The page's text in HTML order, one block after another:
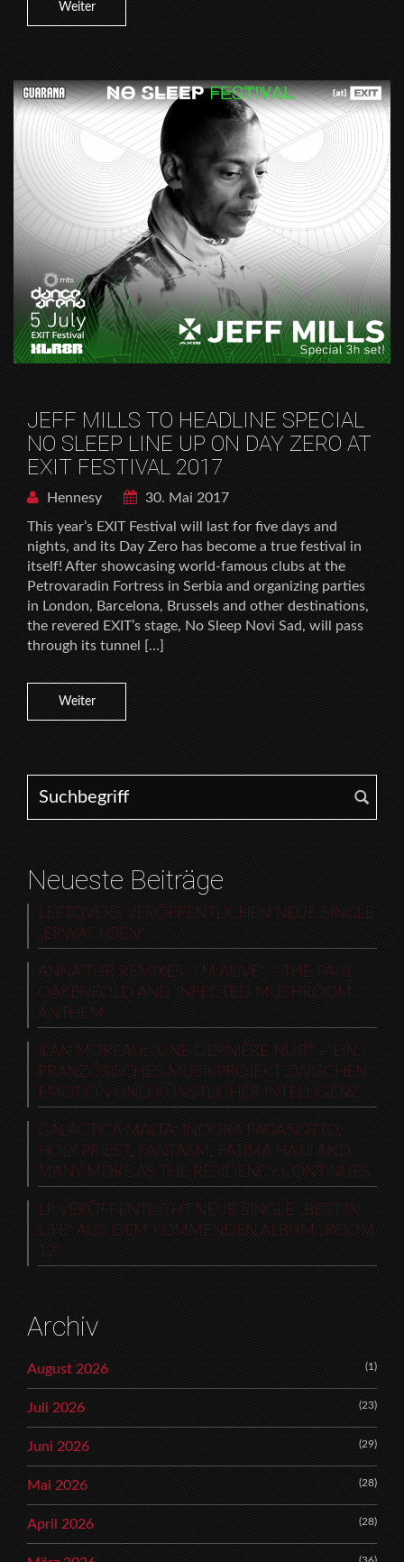
Weiter
JEFF MILLS TO HEADLINE SPECIAL
NO SLEEP LINE UP ON DAY ZERO AT
EXIT FESTIVAL 2017
Hennesy
30. Mai 2017
This year’s EXIT Festival will last for five days and
nights, and its Day Zero has become a true festival in
itself! After showcasing world-famous clubs at the
Petrovaradin Fortress in Serbia and organizing parties
in London, Barcelona, Brussels and other destinations,
the revered EXIT’s stage, No Sleep Novi Sad, will pass
through its tunnel […]
Weiter
Search for:
Neueste Beiträge
LEFTOVERS VERÖFFENTLICHEN NEUE SINGLE
„ERWACHSEN“
ANNA TUR REMIXES „I’M ALIVE“ – THE PAUL
OAKENFOLD AND INFECTED MUSHROOM
ANTHEM
ILAN MOREAU: „UNE DERNIÈRE NUIT“ – EIN
FRANZÖSISCHES MUSIKPROJEKT ZWISCHEN
EMOTION UND KÜNSTLICHER INTELLIGENZ
GALACTICA MALTA: INDORA PAGANOTTO,
HOLY PRIEST, FANTASM, FATIMA HAJJI AND
MANY MORE AS THE RESIDENCY CONTINUES
LP VERÖFFENTLICHT NEUE SINGLE „BEST IN
LIFE“ AUS DEM KOMMENDEN ALBUM „ROOM
12“
Archiv
August 2026 (1)
Juli 2026 (23)
Juni 2026 (29)
Mai 2026 (28)
April 2026 (28)